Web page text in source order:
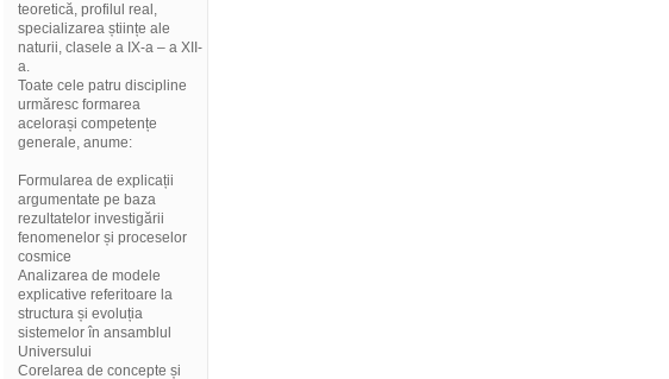
teoretică, profilul real,
specializarea științe ale
naturii, clasele a IX-a – a XII-
a.
Toate cele patru discipline
urmăresc formarea
acelorași competențe
generale, anume:
Formularea de explicații
argumentate pe baza
rezultatelor investigării
fenomenelor și proceselor
cosmice
Analizarea de modele
explicative referitoare la
structura și evoluția
sistemelor în ansamblul
Universului
Corelarea de concepte și